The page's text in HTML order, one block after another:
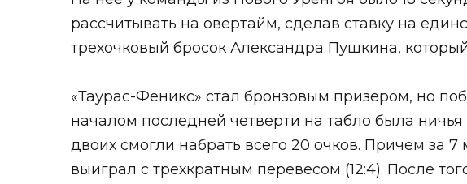
рассчитывать на овертайм, сделав ставку на
трехочковый бросок Александра Пушкина,
«Таурас-Феникс» стал бронзовым призером, но
началом последней четверти на табло была
двоих смогли набрать всего 20 очков. Причем за
выиграл с трехкратным перевесом (12:4). После